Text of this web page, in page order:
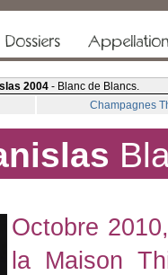
Dossiers
2004 - Blanc de Blancs.
Champagnes
Octobre
la Maison